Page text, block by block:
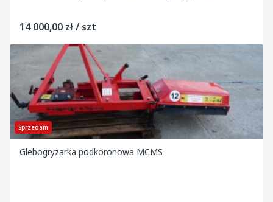
14 000,00 zł / szt
Sprzedam
Glebogryzarka podkoronowa MCMS